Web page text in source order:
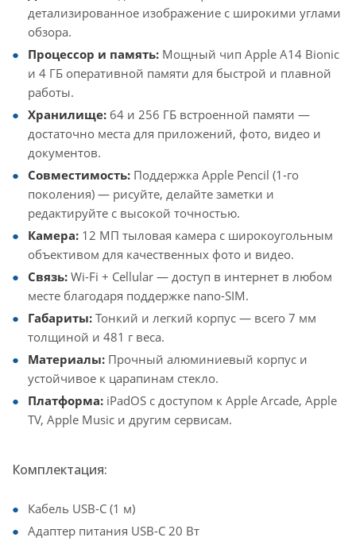
детализированное изображение с широкими углами
обзора.
Процессор и память: Мощный чип Apple A14 Bionic
и 4 ГБ оперативной памяти для быстрой и плавной
работы.
Хранилище: 64 и 256 ГБ встроенной памяти —
достаточно места для приложений, фото, видео и
документов.
Совместимость: Поддержка Apple Pencil (1-го
поколения) — рисуйте, делайте заметки и
редактируйте с высокой точностью.
Камера: 12 МП тыловая камера с широкоугольным
объективом для качественных фото и видео.
Связь: Wi-Fi + Cellular — доступ в интернет в любом
месте благодаря поддержке nano-SIM.
Габариты: Тонкий и легкий корпус — всего 7 мм
толщиной и 481 г веса.
Материалы: Прочный алюминиевый корпус и
устойчивое к царапинам стекло.
Платформа: iPadOS с доступом к Apple Arcade, Apple
TV, Apple Music и другим сервисам.
Комплектация:
Кабель USB-C (1 м)
Адаптер питания USB-C 20 Вт